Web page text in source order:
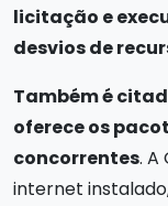
licitação e
desvios de
Também é
oferece os
concorrentes. A
internet